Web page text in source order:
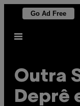
Skip
content
Go Ad Free
Open
Outra
Deprê